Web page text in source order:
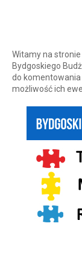
Witamy na
Bydgoskiego
do
możliwość ich